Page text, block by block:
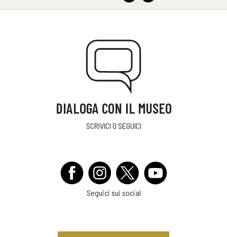
DIALOGA CON IL MUSEO
SCRIVICI O SEGUICI
Seguici sui social